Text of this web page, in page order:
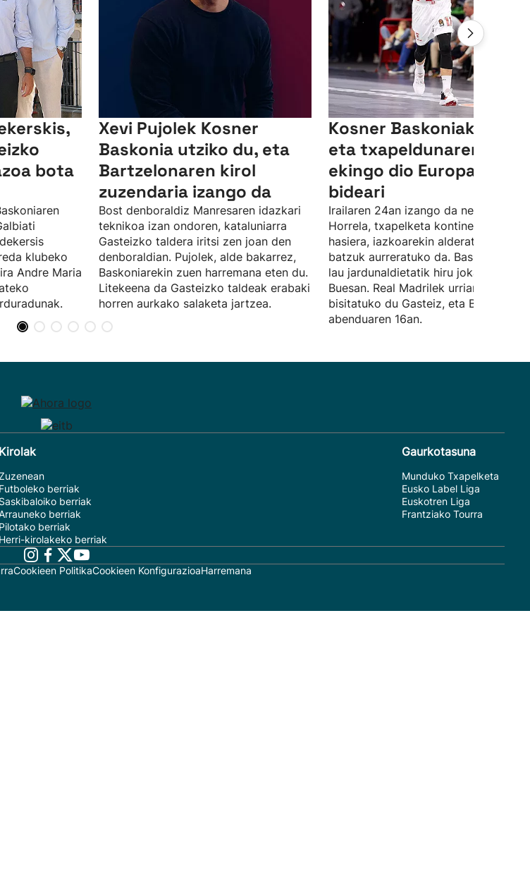
bota
klubeko
Andre Maria
Xevi Pujolek Kosner
Baskonia utziko du, eta
Bartzelonaren kirol
zuzendaria izango da
Bost denboraldiz Manresaren idazkari
teknikoa izan ondoren, kataluniarra
Gasteizko taldera iritsi zen joan den
denboraldian. Pujolek, alde bakarrez,
Baskoniarekin zuen harremana eten du.
Litekeena da Gasteizko taldeak erabaki
horren aurkako salaketa jartzea.
Kosner Baskoniak
eta txapeldunaren
ekingo dio Europako
bideari
Irailaren 24an izango da neurketa.
Horrela, txapelketa kontinentalaren
hasiera, iazkoarekin alderatuta, egun
batzuk aurreratuko da. Baskoniak
lau jardunaldietatik hiru jokatuko ditu
Buesan. Real Madrilek urriaren 27an
bisitatuko du Gasteiz, eta
abenduaren 16an.
Kirolak
Futboleko berriak
Saskibaloiko berriak
berriak
Pilotako berriak
Herri-kirolakeko berriak
Gaurkotasuna
Munduko Txapelketa
Eusko Label Liga
Euskotren Liga
Frantziako Tourra
Cookieen PolitikaCookieen KonfigurazioaHarremana